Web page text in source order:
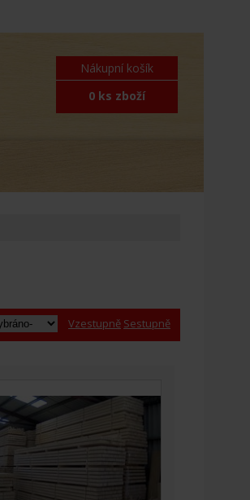
Nákupní košík
0 ks zboží
Vzestupně Sestupně